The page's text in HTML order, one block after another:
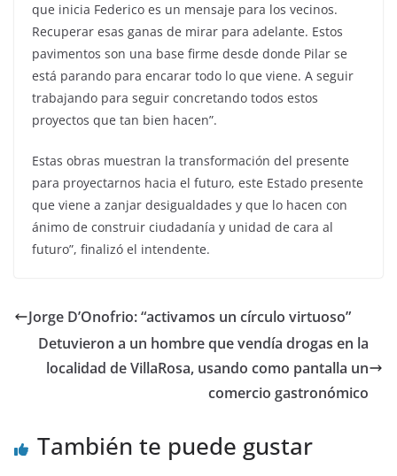
que inicia Federico es un mensaje para los vecinos.
Recuperar esas ganas de mirar para adelante. Estos
pavimentos son una base firme desde donde Pilar se
está parando para encarar todo lo que viene. A seguir
trabajando para seguir concretando todos estos
proyectos que tan bien hacen”.
Estas obras muestran la transformación del presente
para proyectarnos hacia el futuro, este Estado presente
que viene a zanjar desigualdades y que lo hacen con
ánimo de construir ciudadanía y unidad de cara al
futuro”, finalizó el intendente.
Jorge D’Onofrio: “activamos un círculo virtuoso”
Detuvieron a un hombre que vendía drogas en la
localidad de VillaRosa, usando como pantalla un
comercio gastronómico
También te puede gustar